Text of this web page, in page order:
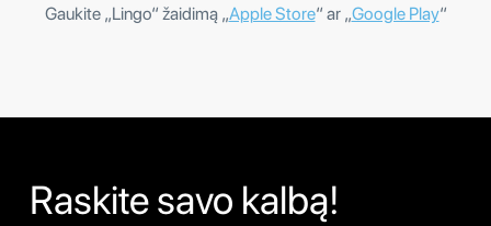
Gaukite „Lingo“ žaidimą „Apple Store“ ar „Google Play“
Raskite savo kalbą!